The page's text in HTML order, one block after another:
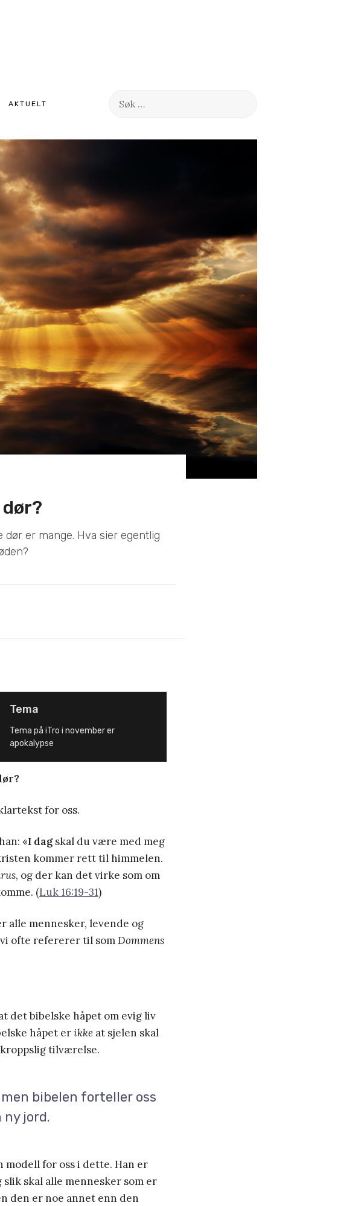
AKTUELT
Søk
er mange. Hva sier egentlig
Tema
Tema på iTro i november er
apokalypse
for oss.
«I dagskal du være med meg
kommer rett til himmelen.
, og der kan det virke som om
(Luk 16:19-31)
alle mennesker, levende og
vi ofte refererer til somDommens
det bibelske håpet om evig liv
håpet erikke at sjelen skal
tilværelse.
bibelen forteller oss
ny jord.
modell for oss i dette. Han er
skal alle mennesker som er
den er noe annet enn den